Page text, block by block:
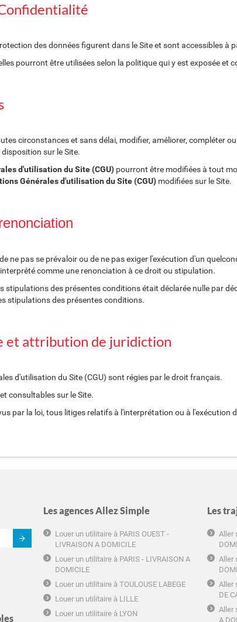
des données figurent dans le Site et sont accessibles à
pourront être utilisées selon la politique qui y est exposée et
circonstances et sans délai, modifier, améliorer, compléter
sur le Site.
d'utilisation du Site (CGU) pourront être modifiées à tout
Généralesd'utilisation du Site (CGU) modifiées sur le Site.
ne pas se prévaloir ou de ne pas exiger l'exécution d'un
comme une renonciation à ce droit ou stipulation.
stipulations des présentes conditions était déclarée nulle par
stipulations des présentes conditions.
et attribution de juridiction
d'utilisation du Site (CGU) sont régies par le droit français.
consultables sur le Site.
par la loi, tous litiges relatifs à l'interprétation ou à l'exécution
Les agences Allez Simple
Louer un utilitaire à PARIS OUEST -
LIVRAISON A DOMICILE
Louer un utilitaire à PARIS - LIVRAISON A
DOMICILE
Louer un utilitaire à TOULOUSE LABEGE
Louer un utilitaire à LILLE
Louer un utilitaire à LYON
Les
Aller
Aller
Aller
DE
Aller
A